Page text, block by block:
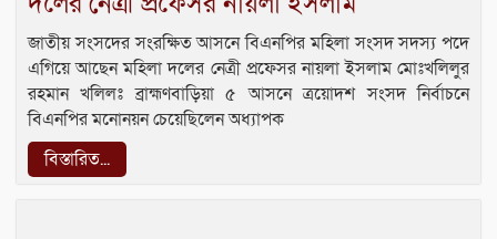
জাতীয় সংসদের সংরক্ষিত আসনে বিএনপির মহিলা সংসদ সদস্য পদে
এগিয়ে আছেন মহিলা দলের নেত্রী প্রফেসর নায়লা ইসলাম মোঃখলিলুর
রহমান খলিলঃ ব্রাহ্মণবাড়িয়া ৫ আসনে ত্রয়োদশ সংসদ নির্বাচনে
বিএনপির মনোনয়ন চেয়েছিলেন অধ্যাপক
বিস্তারিত...